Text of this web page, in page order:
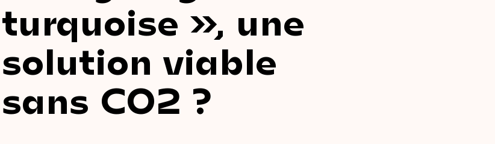
turquoise », une
solution viable
sans CO2 ?